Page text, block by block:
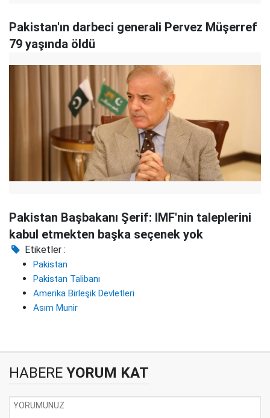
Pakistan'ın darbeci generali Pervez Müşerref
79 yaşında öldü
Pakistan Başbakanı Şerif: IMF'nin taleplerini
kabul etmekten başka seçenek yok
Etiketler :
Pakistan
Pakistan Talibanı
Amerika Birleşik Devletleri
Asım Munir
HABERE YORUM KAT